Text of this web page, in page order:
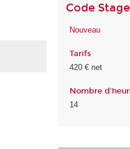
Code
Nouveau
Tarifs
420 € net
Nombre
14